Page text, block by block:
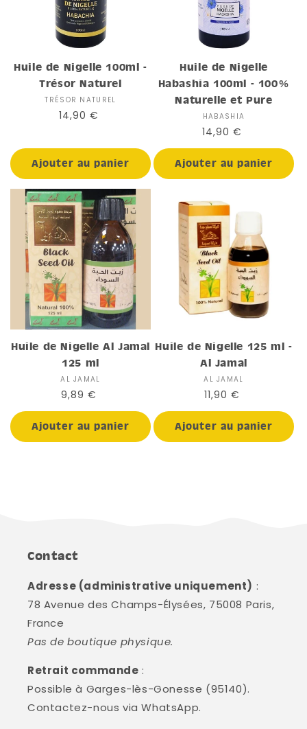
Huile de Nigelle 100ml -
Trésor Naturel
Distributeur :
TRÉSOR NATUREL
Prix
14,90 €
Ajouter au panier
Huile de Nigelle
Habashia 100ml - 100%
Naturelle et Pure
Distributeur :
HABASHIA
Prix
habituel
14,90 €
Ajouter au panier
Huile de Nigelle Al Jamal
125 ml
Distributeur :
AL JAMAL
Prix
habituel
9,89 €
Ajouter au panier
Huile de Nigelle 125 ml -
Al Jamal
Distributeur :
AL JAMAL
Prix
habituel
11,90 €
Ajouter au panier
Contact
Adresse (administrative uniquement) :
78 Avenue des Champs-Élysées, 75008 Paris,
France
Pas de boutique physique.
Retrait commande :
Possible à Garges-lès-Gonesse (95140).
Contactez-nous via WhatsApp.